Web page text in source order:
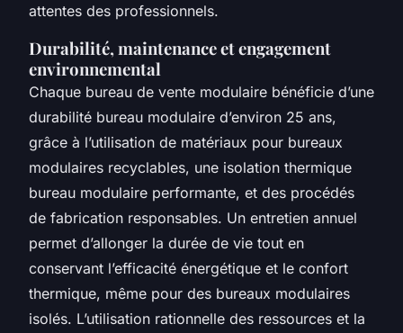
attentes des professionnels.
Durabilité, maintenance et engagement
environnemental
Chaque bureau de vente modulaire bénéficie d’une
durabilité bureau modulaire d’environ 25 ans,
grâce à l’utilisation de matériaux pour bureaux
modulaires recyclables, une isolation thermique
bureau modulaire performante, et des procédés
de fabrication responsables. Un entretien annuel
permet d’allonger la durée de vie tout en
conservant l’efficacité énergétique et le confort
thermique, même pour des bureaux modulaires
isolés. L’utilisation rationnelle des ressources et la